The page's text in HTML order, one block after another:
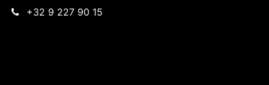
+32 9 227 90 15